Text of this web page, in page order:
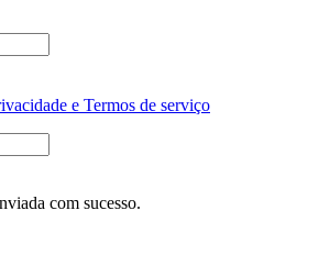
e Termos de serviço
com sucesso.